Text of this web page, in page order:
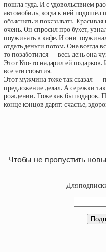
пошла туда. И с удовольствием
автомобиль, когда к ней подошёл
объяснять и показывать.
очень. Он спросил про букет,
поужинать в кафе. И они
отдать деньги потом. Она всегда
то позаботился — весь день она
Этот Кто-то надарил ей подарков.
все эти события.
Этот мужчина тоже так сказал —
предложение делал. А сережки
рождении. Тоже как бы подарок.
конце концов дарят: счастье,
Чтобы не пропустить
Для